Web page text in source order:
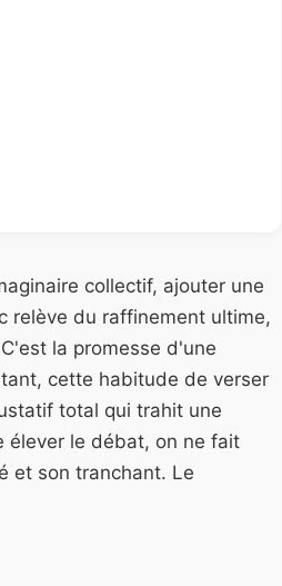
collectif, ajouter une
relève du raffinement ultime,
la promesse d'une
cette habitude de verser
total qui trahit une
élever le débat, on ne fait
et son tranchant. Le